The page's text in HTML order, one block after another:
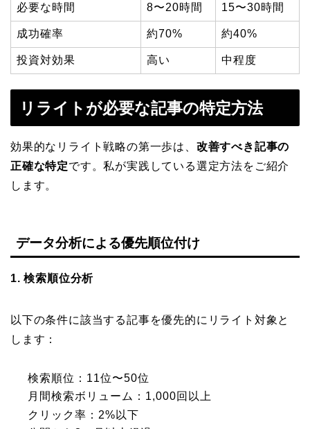
必要な時間 8〜20時間 15〜30時間
成功確率 約70% 約40%
投資対効果 高い 中程度
リライトが必要な記事の特定方法
効果的なリライト戦略の第一歩は、 改善すべき記事の
正確な特定です。私が実践している選定方法をご紹介
します。
データ分析による優先順位付け
1. 検索順位分析
以下の条件に該当する記事を優先的にリライト対象と
します：
検索順位：11位〜50位
月間検索ボリューム：1,000回以上
クリック率：2%以下